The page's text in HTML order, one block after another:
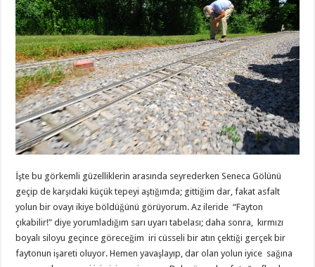
İşte bu görkemli güzelliklerin arasında seyrederken Seneca Gölünü
geçip de karşıdaki küçük tepeyi aştığımda; gittiğim dar, fakat asfalt
yolun bir ovayı ikiye böldüğünü görüyorum. Az ileride “Fayton
çıkabilir!” diye yorumladığım sarı uyarı tabelası; daha sonra, kırmızı
boyalı siloyu geçince göreceğim iri cüsseli bir atın çektiği gerçek bir
faytonun işareti oluyor. Hemen yavaşlayıp, dar olan yolun iyice sağına